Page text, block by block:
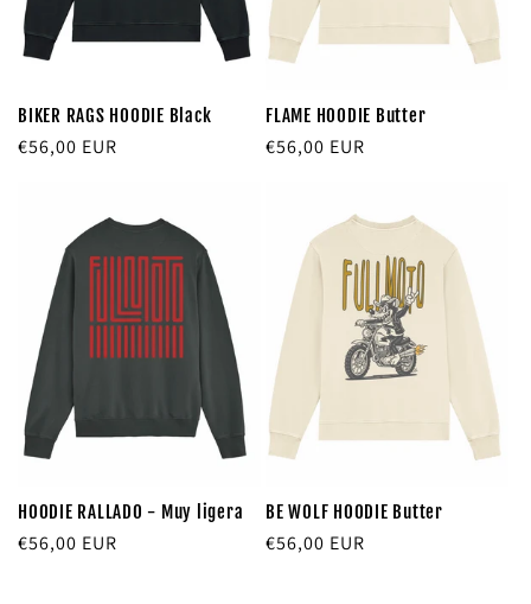
BIKER RAGS HOODIE Black
Precio
€56,00 EUR
FLAME HOODIE Butter
Precio
€56,00 EUR
HOODIE RALLADO - Muy ligera
Precio
€56,00 EUR
BE WOLF HOODIE Butter
Precio
€56,00 EUR